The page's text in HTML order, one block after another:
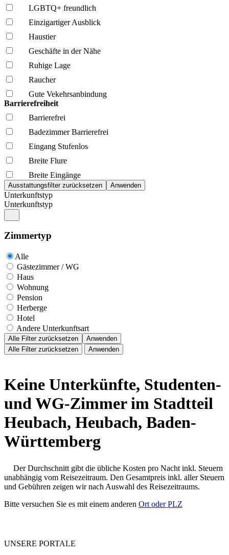
LGBTQ+ freundlich
Einzigartiger Ausblick
Haustier
Geschäfte in der Nähe
Ruhige Lage
Raucher
Gute Vekehrsanbindung
Barrierefreiheit
Barrierefrei
Badezimmer Barrierefrei
Eingang Stufenlos
Breite Flure
Breite Eingänge
Unterkunftstyp
Unterkunftstyp
Zimmertyp
Alle
Gästezimmer / WG
Haus
Wohnung
Pension
Herberge
Hotel
Andere Unterkunftsart
Alle Filter zurücksetzen
Anwenden
Alle Filter zurücksetzen
Anwenden
Keine Unterkünfte, Studenten-
und WG-Zimmer im Stadtteil
Heubach, Heubach, Baden-
Württemberg
Der Durchschnitt gibt die übliche Kosten pro Nacht inkl. Steuern
unabhängig vom Reisezeitraum. Den Gesamtpreis inkl. aller Steuern
und Gebühren zeigen wir nach Auswahl des Reisezeitraums.
Bitte versuchen Sie es mit einem anderen Ort oder PLZ
UNSERE PORTALE